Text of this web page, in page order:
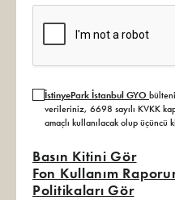
İstinyePark İstanbul GYO
verileriniz, 6698 sayılı KVKK
amaçlı kullanılacak olup üçüncü
Basın Kitini Gör
Fon Kullanım
Politikaları Gör